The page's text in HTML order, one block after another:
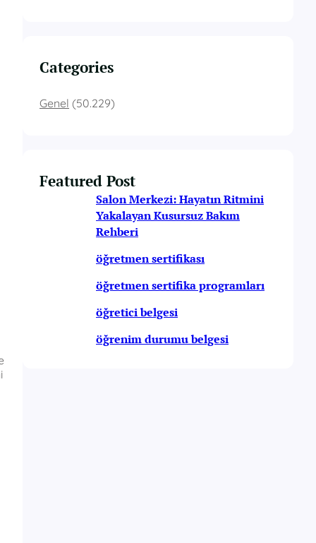
Categories
Genel (50.229)
Featured Post
Salon Merkezi: Hayatın Ritmini
Yakalayan Kusursuz Bakım
Rehberi
öğretmen sertifikası
öğretmen sertifika programları
öğretici belgesi
öğrenim durumu belgesi